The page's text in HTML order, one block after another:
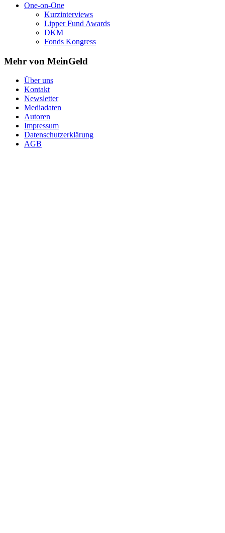
One-on-One
Kurzinterviews
Lipper Fund Awards
DKM
Fonds Kongress
Mehr von MeinGeld
Über uns
Kontakt
Newsletter
Mediadaten
Autoren
Impressum
Datenschutzerklärung
AGB